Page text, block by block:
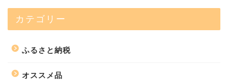
カテゴリー
ふるさと納税
オススメ品